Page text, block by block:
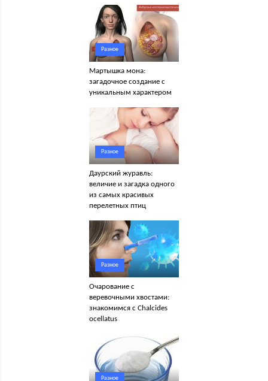
Разное
Мартышка мона:
загадочное создание с
уникальным характером
Разное
Даурский журавль:
величие и загадка одного
из самых красивых
перелетных птиц
Разное
Очарование с
веревочными хвостами:
знакомимся с Chalcides
ocellatus
Разное